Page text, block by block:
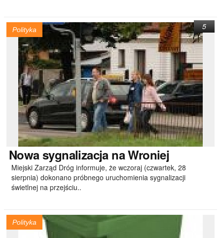
Polityka
Nowasygnalizacja na Wroniej
Miejski Zarząd Dróg informuje, że wczoraj (czwartek, 28
sierpnia) dokonano próbnego uruchomienia sygnalizacji
świetlnej na przejściu..
5
Polityka